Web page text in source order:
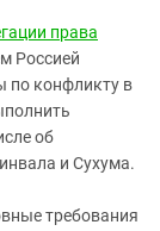
права
Россией
по конфликту в
об
и Сухума.
требования